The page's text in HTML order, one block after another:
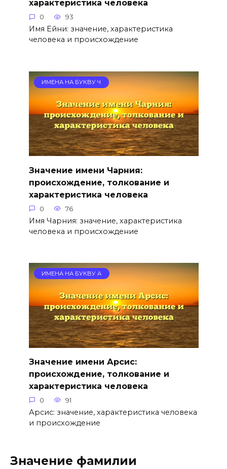
характеристика человека
0 93
Имя Ейни: значение, характеристика
человека и происхождение
ИМЕНА НА БУКВУ Ч
Значение имени Чарния:
происхождение, толкование и
характеристика человека
0 76
Имя Чарния: значение, характеристика
человека и происхождение
ИМЕНА НА БУКВУ А
Значение имени Арсис:
происхождение, толкование и
характеристика человека
0 91
Арсис: значение, характеристика человека
и происхождение
Значение фамилии